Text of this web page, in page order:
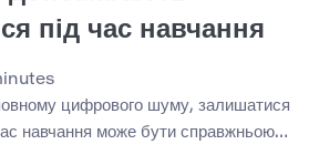
під час навчання
цифрового шуму, залишатися
навчання може бути справжньою